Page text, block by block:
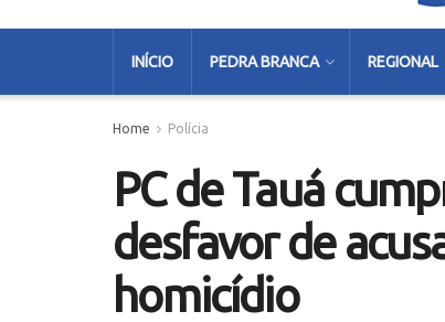
INÍCIO PEDRA BRANCA REGIONAL
Home Polícia
PC de Tauá
desfavor de
homicídio